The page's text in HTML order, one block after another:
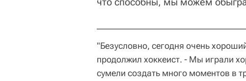
"Безусловно, сегодня очень
продолжил хоккеист. - Мы играли
сумели создать много моментов в